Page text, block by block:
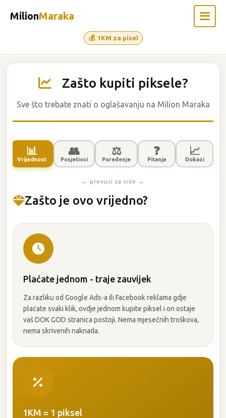
MilionMaraka
1KM za pixel
Lista kompanija
Press & Blog
Zašto kupiti piksele?
Sve što trebate znati o oglašavanju na Milion Maraka
📊
Vrijednost
👥
Posjetioci
⚖️
Poređenje
❓
Pitanja
📈
Dokazi
← prevuci za više →
Zašto je ovo vrijedno?
Plaćate jednom - traje zauvijek
Za razliku od Google Ads-a ili Facebook reklama gdje
plaćate svaki klik, ovdje jednom kupite piksel i on ostaje
vaš DOK GOD stranica postoji. Nema mjesečnih troškova,
nema skrivenih naknada.
1KM = 1 piksel